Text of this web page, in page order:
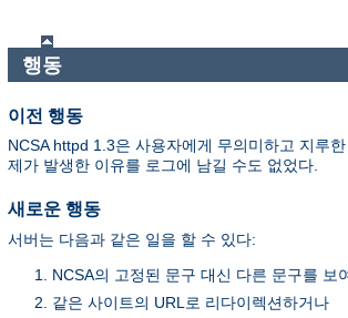
행동
이전 행동
NCSA httpd 1.3은 사용자에게 무의미하고 지루
제가 발생한 이유를 로그에 남길 수도 없었다.
새로운 행동
서버는 다음과 같은 일을 할 수 있다:
NCSA의 고정된 문구 대신 다른 문구를 보
같은 사이트의 URL로 리다이렉션하거나